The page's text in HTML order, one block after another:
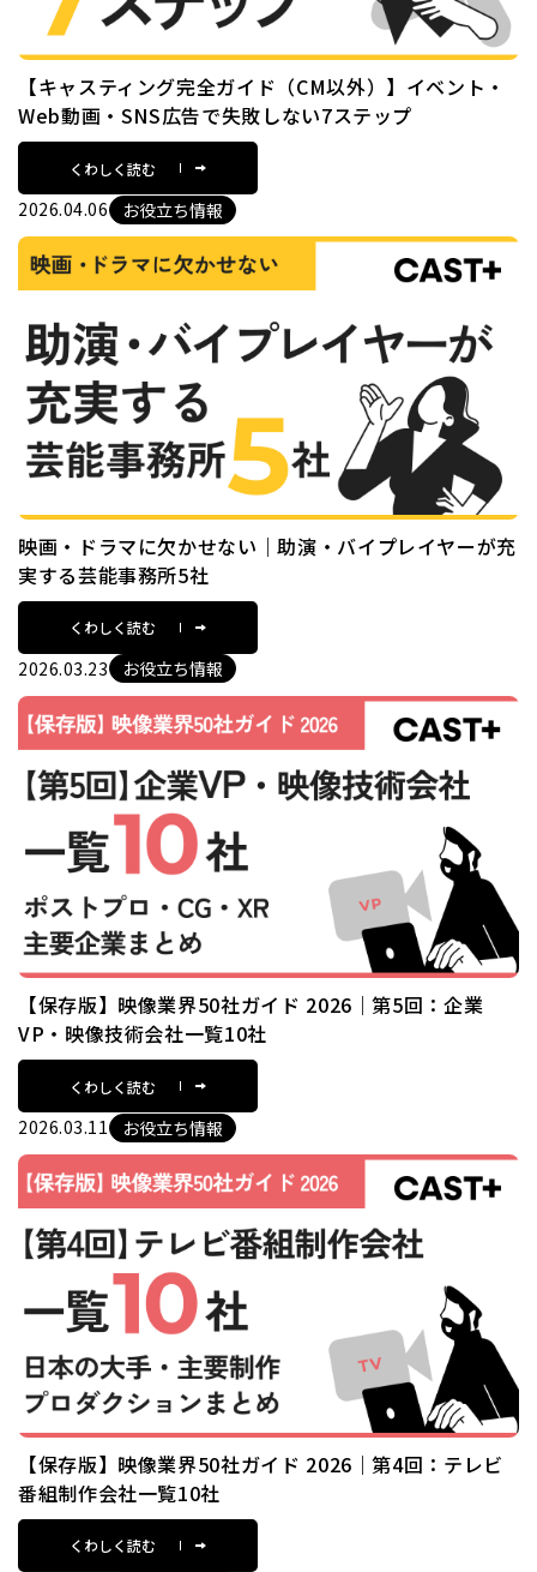
【キャスティング完全ガイド（CM以外）】イベント・
Web動画・SNS広告で失敗しない7ステップ
くわしく読む
2026.04.06 お役立ち情報
映画・ドラマに欠かせない｜助演・バイプレイヤーが充
実する芸能事務所5社
くわしく読む
2026.03.23 お役立ち情報
【保存版】映像業界50社ガイド 2026｜第5回：企業
VP・映像技術会社一覧10社
くわしく読む
2026.03.11 お役立ち情報
【保存版】映像業界50社ガイド 2026｜第4回：テレビ
番組制作会社一覧10社
くわしく読む